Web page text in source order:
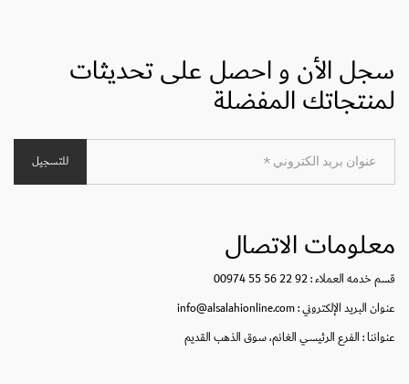
سجل الأن و احصل على تحديثات
لمنتجاتك المفضلة
للتسجيل
معلومات الاتصال
قسم خدمه العملاء :92 22 56 55 00974
عنوان البريد الإلكتروني : info@alsalahionline.com
عنواننا : الفرع الرئيسي الغانم، سوق الذهب القديم